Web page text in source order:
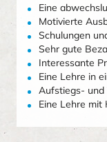
Eine
Motivierte
Schulungen
Sehr gute
Interessante
Eine Lehre in
Aufstiegs- und
Eine Lehre mit